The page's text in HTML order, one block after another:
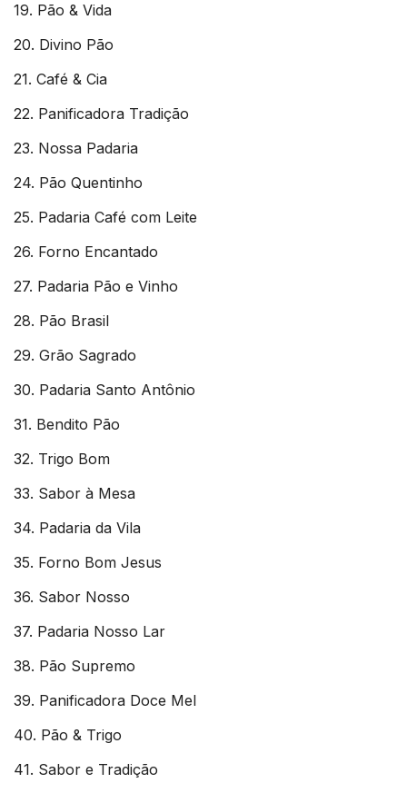
19. Pão & Vida
20. Divino Pão
21. Café & Cia
22. Panificadora Tradição
23. Nossa Padaria
24. Pão Quentinho
25. Padaria Café com Leite
26. Forno Encantado
27. Padaria Pão e Vinho
28. Pão Brasil
29. Grão Sagrado
30. Padaria Santo Antônio
31. Bendito Pão
32. Trigo Bom
33. Sabor à Mesa
34. Padaria da Vila
35. Forno Bom Jesus
36. Sabor Nosso
37. Padaria Nosso Lar
38. Pão Supremo
39. Panificadora Doce Mel
40. Pão & Trigo
41. Sabor e Tradição